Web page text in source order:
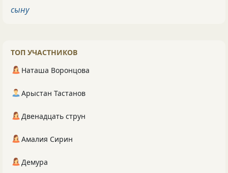
сыну
ТОП УЧАСТНИКОВ
Наташа Воронцова
Арыстан Тастанов
Двенадцать струн
Амалия Сирин
Демура